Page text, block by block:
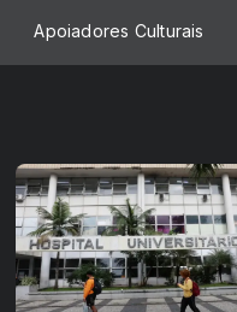
Apoiadores Culturais